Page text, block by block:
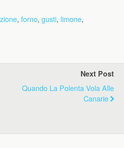
, forno, gusti, limone,
Next Post
Quando La Polenta Vola Alle
Canarie